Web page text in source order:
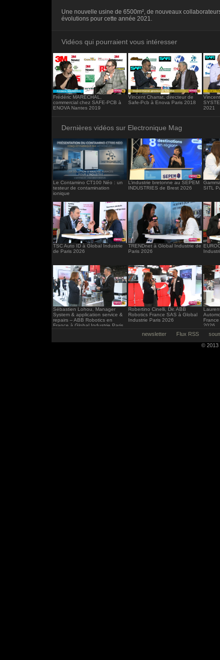
frameborder="0"></iframe>
Une nouvelle usine de 6500m², de nouveaux
évolutions pour cette année 2021.
Vidéos qui pourraient vous intéresser
Frédéric MARECHAL,
commercial chez SAFE-PCB à
ENOVA Nantes 2019
Vincent Charrat, directeur de
Safe-Pcb à Enova Paris 2018
2021
Dernières vidéos sur Electronique Mag
Le Contamino CT100 Néo : un
testeur de contamination
ionique
L’industrie bretonne au SEPEM
INDUSTRIES de Brest 2026
SITL
TSC Auto ID à Global Industrie
de Paris 2026
TRENDnet à Global Industrie de
Paris 2026
Sébastien Lohou, Manager
System & application service &
repairs – ABB Robotics en
France à Global Industrie Paris
Robertino Cinelli, Dir. ABB
Robotics France SAS à Global
Industrie Paris 2026
2026
newsletter Flux RSS
© 2013